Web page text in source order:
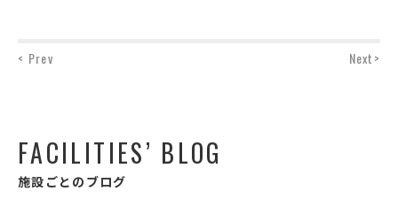
FACILITIES’ BLOG
施設ごとのブログ
< Prev Next>